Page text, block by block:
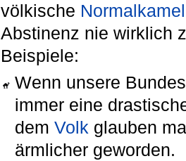
völkische Normalkamel
Abstinenz nie wirklich
Beispiele:
Wenn unsere
immer eine
demVolk glauben
ärmlicher geworden.